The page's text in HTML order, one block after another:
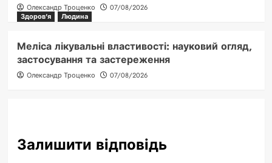
Олександр Троценко
07/08/2026
Здоров'я
Людина
Меліса лікувальні властивості: науковий огляд,
застосування та застереження
Олександр Троценко 07/08/2026
Залишити відповідь